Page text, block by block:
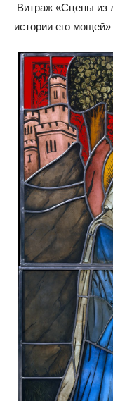
Витраж «Сцены из
истории его